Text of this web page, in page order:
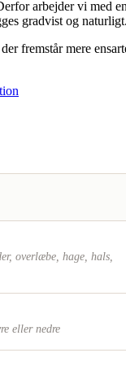
arbejder vi med
gradvist og naturligt.
fremstår mere
overlæbe, hage, hals,
eller nedre